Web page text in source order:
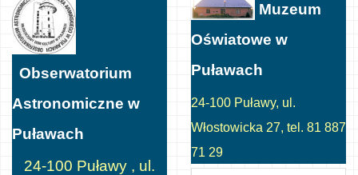
Obserwatorium
Astronomiczne w
Puławach
24-100 Puławy , ul.
Muzeum
Oświatowe w
Puławach
24-100 Puławy, ul.
Włostowicka 27, tel. 81 887
71 29